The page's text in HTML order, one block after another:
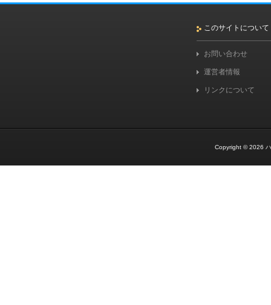
このサイトについて
お問い合わせ
運営者情報
リンクについて
Copyright © 2026